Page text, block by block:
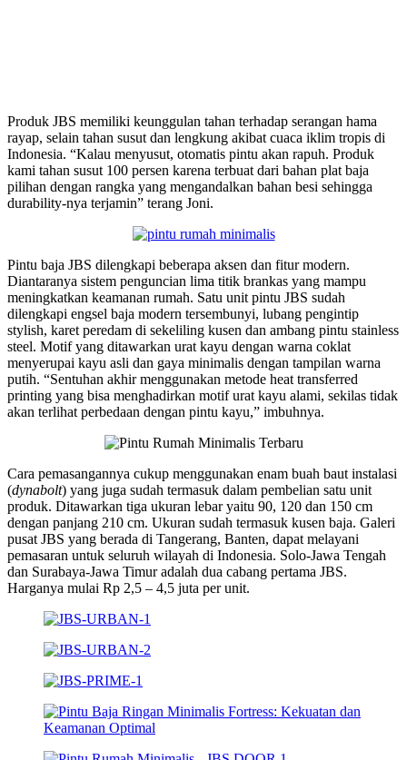
Produk JBS memiliki keunggulan tahan terhadap serangan hama
rayap, selain tahan susut dan lengkung akibat cuaca iklim tropis di
Indonesia. “Kalau menyusut, otomatis pintu akan rapuh. Produk
kami tahan susut 100 persen karena terbuat dari bahan plat baja
pilihan dengan rangka yang mengandalkan bahan besi sehingga
durability-nya terjamin” terang Joni.
Pintu baja JBS dilengkapi beberapa aksen dan fitur modern.
Diantaranya sistem penguncian lima titik brankas yang mampu
meningkatkan keamanan rumah. Satu unit pintu JBS sudah
dilengkapi engsel baja modern tersembunyi, lubang pengintip
stylish, karet peredam di sekeliling kusen dan ambang pintu stainless
steel. Motif yang ditawarkan urat kayu dengan warna coklat
menyerupai kayu asli dan gaya minimalis dengan tampilan warna
putih. “Sentuhan akhir menggunakan metode heat transferred
printing yang bisa menghadirkan motif urat kayu alami, sekilas tidak
akan terlihat perbedaan dengan pintu kayu,” imbuhnya.
Cara pemasangannya cukup menggunakan enam buah baut instalasi
(dynabolt) yang juga sudah termasuk dalam pembelian satu unit
produk. Ditawarkan tiga ukuran lebar yaitu 90, 120 dan 150 cm
dengan panjang 210 cm. Ukuran sudah termasuk kusen baja. Galeri
pusat JBS yang berada di Tangerang, Banten, dapat melayani
pemasaran untuk seluruh wilayah di Indonesia. Solo-Jawa Tengah
dan Surabaya-Jawa Timur adalah dua cabang pertama JBS.
Harganya mulai Rp 2,5 – 4,5 juta per unit.